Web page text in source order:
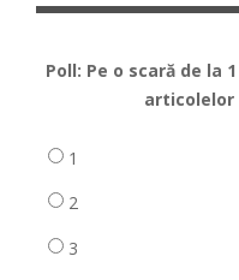
Poll: Pe o scară de la
articolelor
1
2
3